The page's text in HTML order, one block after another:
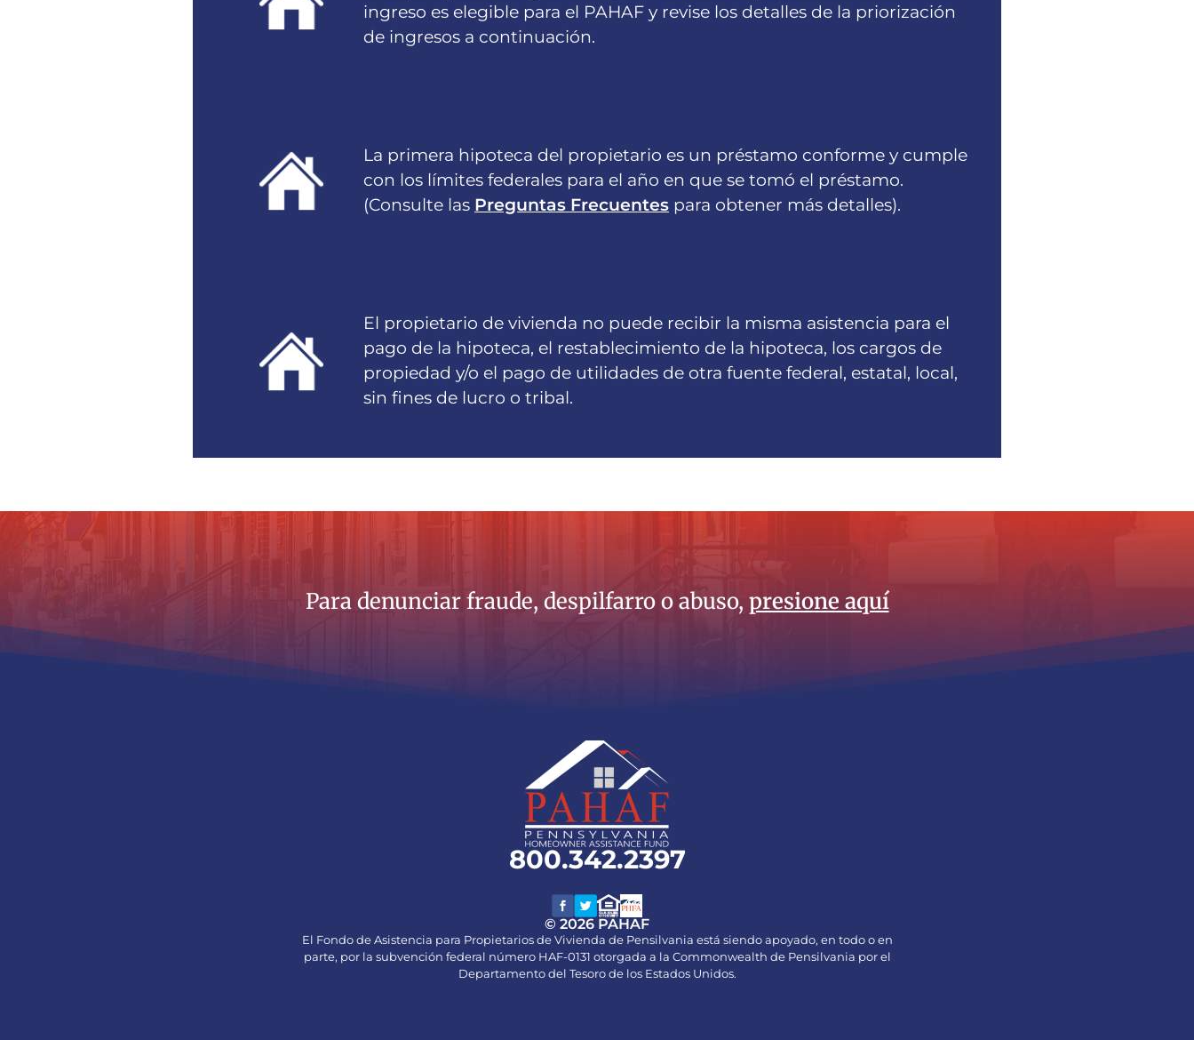
ingreso es elegible para el PAHAF y revise los detalles de la priorización
de ingresos a continuación.
La primera hipoteca del propietario es un préstamo conforme y cumple
con los límites federales para el año en que se tomó el préstamo.
(Consulte las Preguntas Frecuentes para obtener más detalles).
El propietario de vivienda no puede recibir la misma asistencia para el
pago de la hipoteca, el restablecimiento de la hipoteca, los cargos de
propiedad y/o el pago de utilidades de otra fuente federal, estatal, local,
sin fines de lucro o tribal.
Para denunciar fraude, despilfarro o abuso, presione aquí
800.342.2397
© 2026 PAHAF
El Fondo de Asistencia para Propietarios de Vivienda de Pensilvania está siendo apoyado, en todo o en
parte, por la subvención federal número HAF-0131 otorgada a la Commonwealth de Pensilvania por el
Departamento del Tesoro de los Estados Unidos.